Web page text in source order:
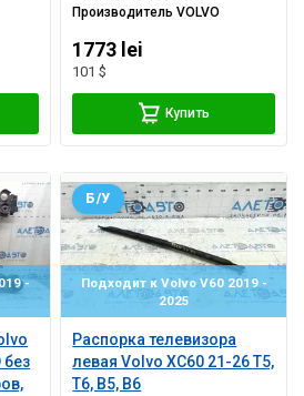
ПроизводительVOLVO
1773 lei
101 $
Купить
-
без
Подходит к Volvo V60 2019 -
2025
Распорка телевизора
левая Volvo XC60 21-26 T5,
T6, B5, B6
Б/У